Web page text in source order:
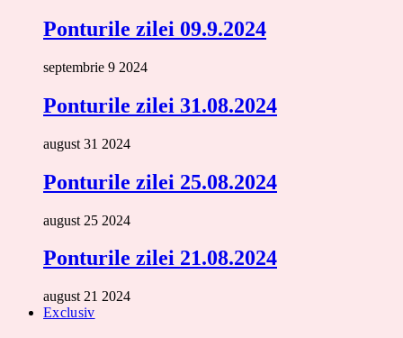
Ponturile zilei 09.9.2024
septembrie 9 2024
Ponturile zilei 31.08.2024
august 31 2024
Ponturile zilei 25.08.2024
august 25 2024
Ponturile zilei 21.08.2024
august 21 2024
Exclusiv